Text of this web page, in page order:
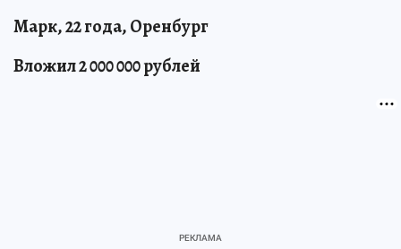
Марк, 22 года, Оренбург
Вложил 2 000 000 рублей